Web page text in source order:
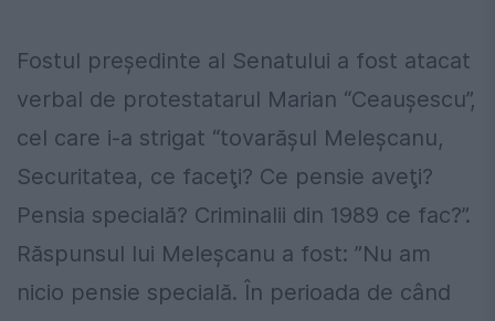
Fostul președinte al Senatului a fost atacat
verbal de protestatarul Marian “Ceaușescu”,
cel care i-a strigat “tovarășul Meleșcanu,
Securitatea, ce faceţi? Ce pensie aveţi?
Pensia specială? Criminalii din 1989 ce fac?”.
Răspunsul lui Meleșcanu a fost: ”Nu am
nicio pensie specială. În perioada de când